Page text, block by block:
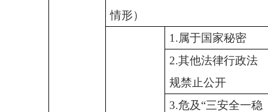
情形）
1.属于国家秘密
2.其他法律行政法
规禁止公开
3.危及“三安全一稳